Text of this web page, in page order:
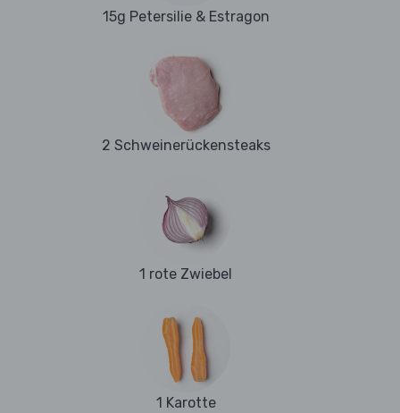
15g Petersilie & Estragon
2 Schweinerückensteaks
1 rote Zwiebel
1 Karotte